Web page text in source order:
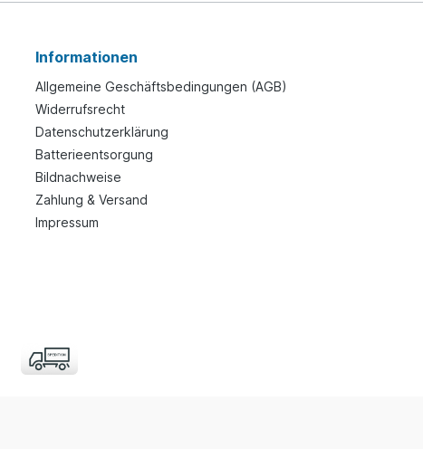
Informationen
Allgemeine Geschäftsbedingungen (AGB)
Widerrufsrecht
Datenschutzerklärung
Batterieentsorgung
Bildnachweise
Zahlung & Versand
Impressum